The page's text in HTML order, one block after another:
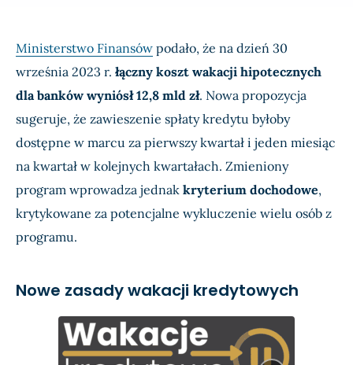
Ministerstwo Finansów podało, że na dzień 30
września 2023 r. łączny koszt wakacji hipotecznych
dla banków wyniósł 12,8 mld zł. Nowa propozycja
sugeruje, że zawieszenie spłaty kredytu byłoby
dostępne w marcu za pierwszy kwartał i jeden miesiąc
na kwartał w kolejnych kwartałach. Zmieniony
program wprowadza jednak kryterium dochodowe,
krytykowane za potencjalne wykluczenie wielu osób z
programu.
Nowe zasady wakacji kredytowych